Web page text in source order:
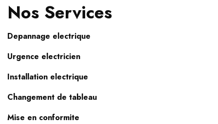
Nos Services
Depannage electrique
Urgence electricien
Installation electrique
Changement de tableau
Mise en conformite